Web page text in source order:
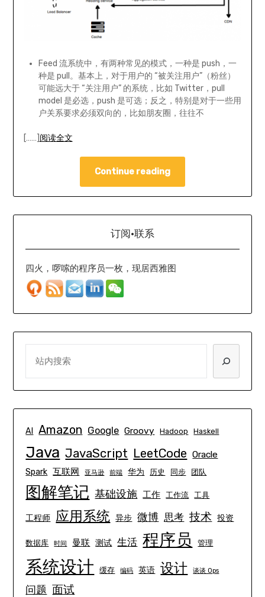
Feed 流系统中，有两种常见的模式，一种是 push，一
种是 pull。基本上，对于用户的 “被关注用户”（粉丝）
可能远大于 “关注用户” 的系统，比如 Twitter，pull
model 是必选，push 是可选；反之，特别是对于一些用
户关系要求必须双向的，比如朋友圈，往往不
[……] 阅读全文
Continue reading
订阅·联系
四火，啰嗦的程序员一枚，现居西雅图
AI Amazon Google Groovy Hadoop Haskell
Java JavaScript LeetCode Oracle
Spark 互联网 亚马逊 前端 华为 历史 同步 团队
图解笔记 基础设施 工作 工作流 工具
工程师 应用系统 异步 微博 思考 技术 投资
数据库 时间 曼联 测试 生活 程序员 管理
系统设计 缓存 编码 英语 设计 谈谈 Ops
问题 面试